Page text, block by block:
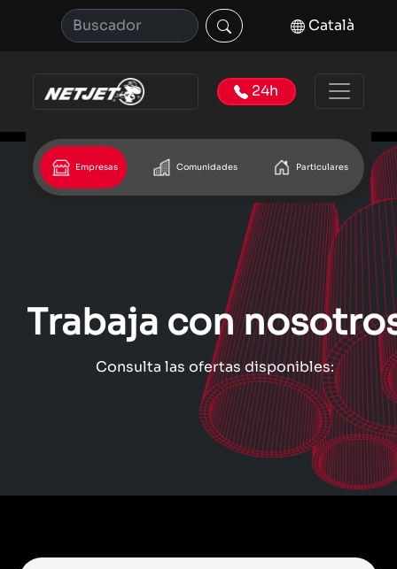
Català
24h
Empresas Comunidades Particulares
Trabaja con
Consulta las ofertas disponibles: